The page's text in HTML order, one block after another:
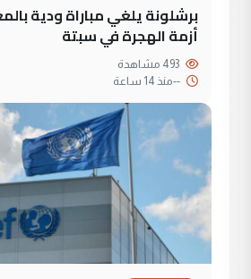
برشلونة يلغي مباراة ودية
أزمة الهجرة في سبتة
--منذ 14 ساعة